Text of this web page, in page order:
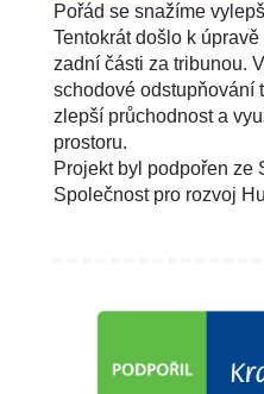
Pořád se snažíme
Tentokrát došlo k
zadní části za tribunou.
schodové odstupňování
zlepší průchodnost a
prostoru.
Projekt byl podpořen ze
Společnost pro rozvoj